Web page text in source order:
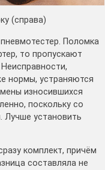
(справа)
Поломка
то пропускают
нормы, устраняются
износившихся
поскольку со
установить
комплект, причём
составляла не